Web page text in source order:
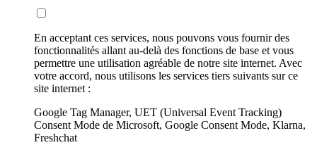
En acceptant ces services, nous pouvons vous fournir des
fonctionnalités allant au-delà des fonctions de base et vous
permettre une utilisation agréable de notre site internet. Avec
votre accord, nous utilisons les services tiers suivants sur ce
site internet :
Google Tag Manager, UET (Universal Event Tracking)
Consent Mode de Microsoft, Google Consent Mode, Klarna,
Freshchat